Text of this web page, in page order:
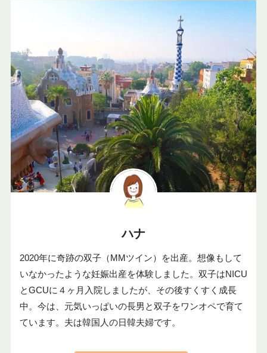
ハナ
2020年に奇跡の双子（MMツイン）を出産。想像もして
いなかったような妊娠出産を体験しました。双子はNICU
とGCUに４ヶ月入院しましたが、その後すくすく成長
中。今は、元気いっぱいの長男と双子をワンオペで育て
ています。夫は韓国人の日韓夫婦です。